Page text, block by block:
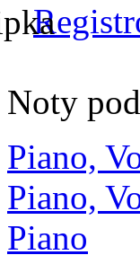
Noty
Piano,
Piano,
Piano